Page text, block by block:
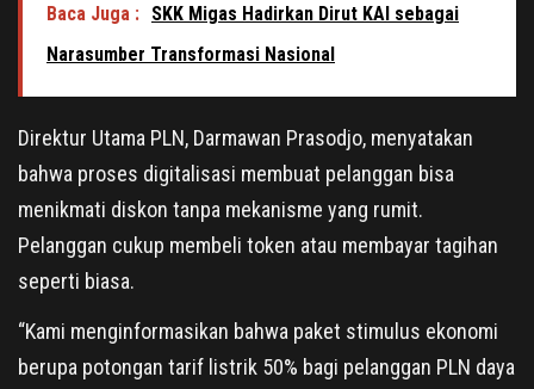
Baca Juga : SKK Migas Hadirkan Dirut KAI sebagai
Narasumber Transformasi Nasional
Direktur Utama PLN, Darmawan Prasodjo, menyatakan
bahwa proses digitalisasi membuat pelanggan bisa
menikmati diskon tanpa mekanisme yang rumit.
Pelanggan cukup membeli token atau membayar tagihan
seperti biasa.
“Kami menginformasikan bahwa paket stimulus ekonomi
berupa potongan tarif listrik 50% bagi pelanggan PLN daya